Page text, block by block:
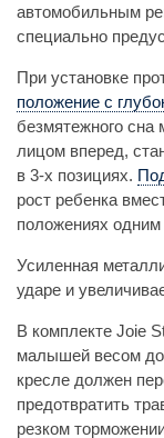
автомобильным
специально
При установке
положение с
безмятежного сна
лицом вперед,
в 3-х позициях.
рост ребенка
положениях
Усиленная
ударе и
В комплекте Joie
малышей весом до
кресле должен
предотвратить
резком